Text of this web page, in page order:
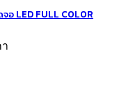
อ LED FULL COLOR